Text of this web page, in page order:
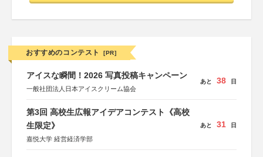
おすすめのコンテスト [PR]
アイスな瞬間！2026 写真投稿キャンペーン
一般社団法人日本アイスクリーム協会
あと 38 日
第3回 高校生広報アイデアコンテスト《高校
生限定》
嘉悦大学 経営経済学部
あと 31 日